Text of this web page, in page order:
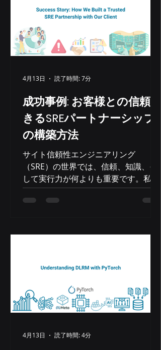
後、MetaはLlama 3 8Bを発表しまし
た。これはサイズが約9分の1に縮小さ
れたモデルです。これにより、より小
型のAIアクセラレータや最適化された
ドウェアコストと消費電力を大幅に削
3 8Bは精度テストにおいて、大型の前
モデルを上回る性能を発揮しました。
セットアップの詳細 llama.cppでテス
ト済み マシン: Gv4 r8g.24xlarge オペ
カーネル: 6.8.AWS モデル: Meta-
Llama-3.1
成功事例: お客様との信頼で
きるSREパートナーシップ
の構築方法
サイト信頼性エンジニアリング
（SRE）の世界では、信頼、知識、そ
して実行力が何よりも重要です。私た
ちのチームが推論システム分野の大手
クライアントの一つにサービスを提供
を、専門知識、コミットメント、そし
ルを凌駕することを証明する機会だと
捉えました。 私たちは比較的小規模な
企業ですが、お客様のニーズに的確に
調査の専門知識 と 業界知識 という独
4月13日 読了時間: 7分
4月13日 読了時間: 4分